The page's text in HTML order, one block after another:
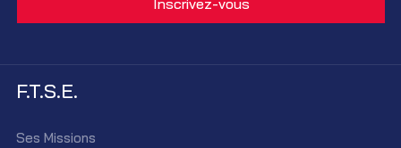
F.T.S.E.
Ses Missions